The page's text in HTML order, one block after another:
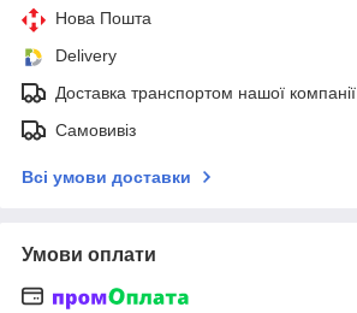
Нова Пошта
Delivery
Доставка транспортом нашої компанії
Самовивіз
Всі умови доставки
Умови оплати